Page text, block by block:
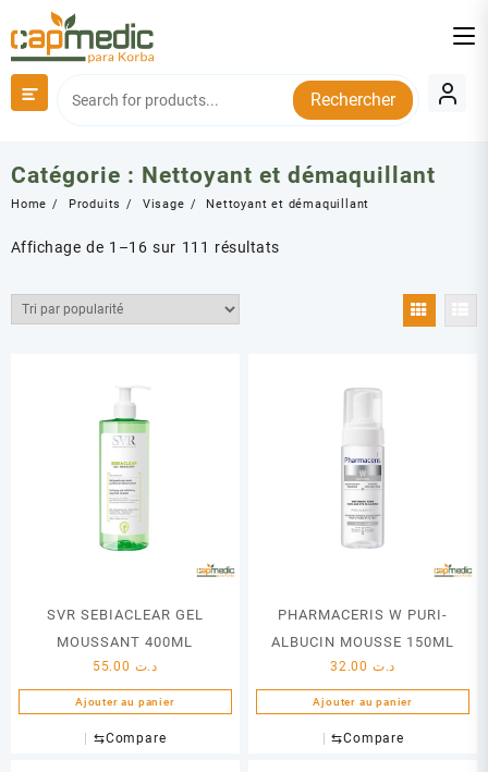
to
content
Rechercher
Catégorie : Nettoyant et démaquillant
Home Produits Visage Nettoyant et démaquillant
Affichage de 1–16 sur 111 résultatsTrié
SVR SEBIACLEAR GEL
MOUSSANT 400ML
د.ت
Ajouter au panier
⇆Compare
PHARMACERIS W PURI-
ALBUCIN MOUSSE 150ML
د.ت
Ajouter au panier
⇆Compare